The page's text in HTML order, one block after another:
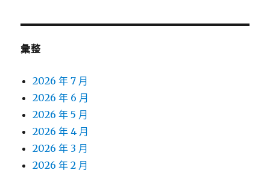
彙整
2026 年 7 月
2026 年 6 月
2026 年 5 月
2026 年 4 月
2026 年 3 月
2026 年 2 月